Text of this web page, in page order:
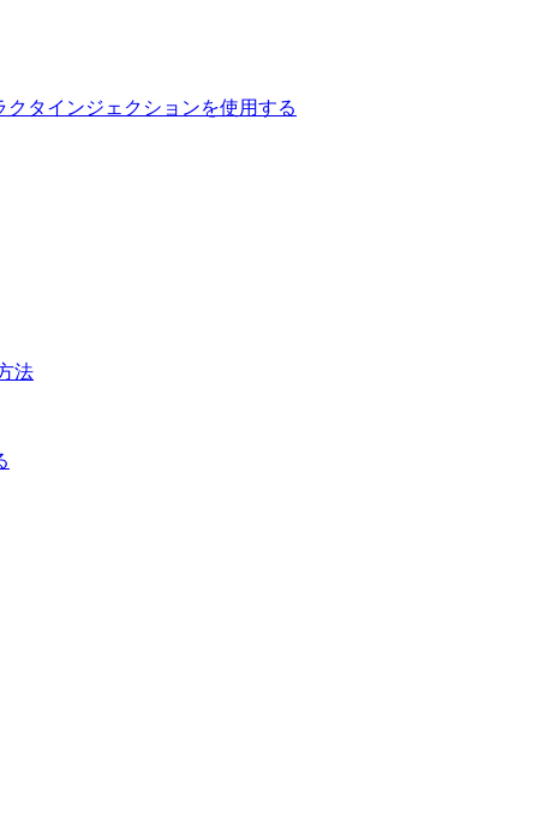
クタインジェクションを使用する
法